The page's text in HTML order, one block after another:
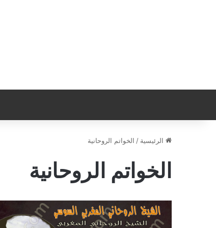
الرئيسية / الخواتم الروحانية
الخواتم الروحانية